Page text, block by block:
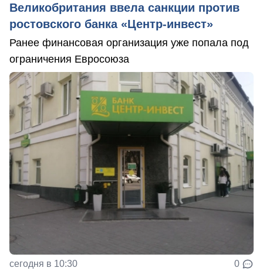
Великобритания ввела санкции против
ростовского банка «Центр-инвест»
Ранее финансовая организация уже попала под
ограничения Евросоюза
сегодня в 10:30 0